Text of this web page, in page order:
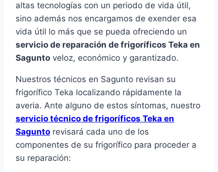
altas tecnologías con un periodo de vida útil,
sino además nos encargamos de exender esa
vida útil lo más que se pueda ofreciendo un
servicio de reparación de frigoríficos Teka en
Sagunto veloz, económico y garantizado.
Nuestros técnicos en Sagunto revisan su
frigorífico Teka localizando rápidamente la
averia. Ante alguno de estos síntomas, nuestro
servicio técnico de frigoríficos Teka en
Sagunto revisará cada uno de los
componentes de su frigorífico para proceder a
su reparación: